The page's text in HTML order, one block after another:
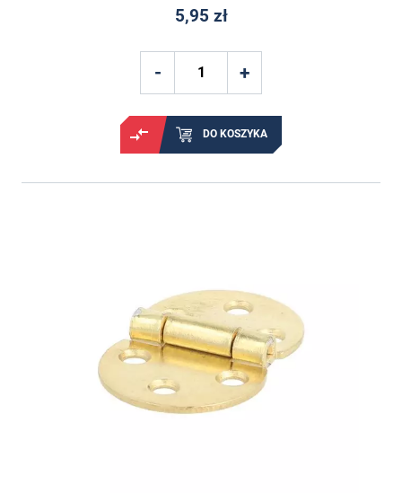
5,95 zł
DO KOSZYKA